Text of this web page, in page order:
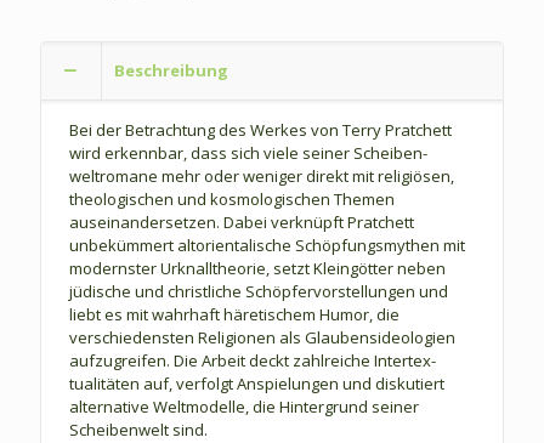
Beschreibung
Bei der Betrachtung des Werkes von Terry Pratchett
wird erkennbar, dass sich viele seiner Schei­ben­
weltromane mehr oder weniger direkt mit religiösen,
theologischen und kosmologischen Themen
auseinandersetzen. Dabei verknüpft Pratchett
unbekümmert altorien­ta­li­sche Schöpfungsmy­then mit
modernster Urknall­theo­rie, setzt Kleingötter neben
jüdische und christliche Schöpfervorstellungen und
liebt es mit wahrhaft häretischem Humor, die
verschiedensten Religionen als Glaubensideologien
aufzugreifen. Die Arbeit deckt zahlreiche In­ter­tex­
tualitäten auf, verfolgt Anspielungen und diskutiert
alternative Welt­modelle, die Hintergrund seiner
Scheibenwelt sind.